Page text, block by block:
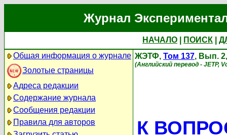
Журнал
НАЧАЛО ПОИСК
Общая информация о журнале
Золотые страницы
Адреса редакции
Содержание журнала
Сообщения редакции
Правила для авторов
ЖЭТФ, Том 137, Вып.
(Английский перевод - JETP,
К